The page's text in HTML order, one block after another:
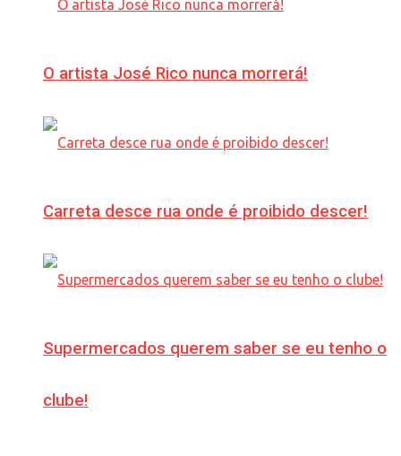
O artista José Rico nunca morrerá!
Carreta desce rua onde é proibido descer!
Supermercados querem saber se eu tenho o
clube!